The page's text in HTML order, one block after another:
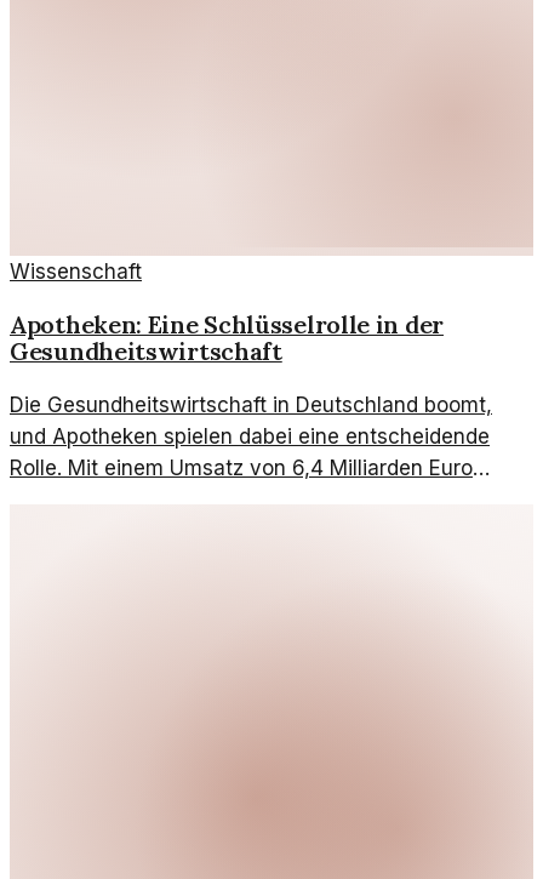
Wissenschaft
Apotheken: Eine Schlüsselrolle in der
Gesundheitswirtschaft
Die Gesundheitswirtschaft in Deutschland boomt,
und Apotheken spielen dabei eine entscheidende
Rolle. Mit einem Umsatz von 6,4 Milliarden Euro